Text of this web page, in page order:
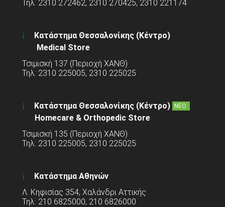
Τηλ: 2310 272462, 2310 270425, 2310 221174
Κατάστημα Θεσσαλονίκης (Κέντρο)
Medical Store
Τσιμισκή 137 (Περιοχή ΧΑΝΘ)
Τηλ: 2310 225005, 2310 225025
Κατάστημα Θεσσαλονίκης (Κέντρο) ΝΕΟ
Homecare & Orthopedic Store
Τσιμισκή 135 (Περιοχή ΧΑΝΘ)
Τηλ: 2310 225005, 2310 225025
Κατάστημα Αθηνών
Λ. Κηφισίας 354, Χαλάνδρι Αττικής
Τηλ: 210 6825000, 210 6826000